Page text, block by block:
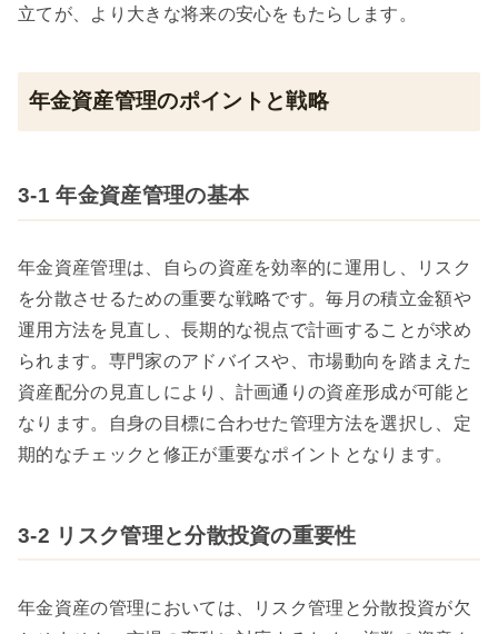
立てが、より大きな将来の安心をもたらします。
年金資産管理のポイントと戦略
3-1 年金資産管理の基本
年金資産管理は、自らの資産を効率的に運用し、リスク
を分散させるための重要な戦略です。毎月の積立金額や
運用方法を見直し、長期的な視点で計画することが求め
られます。専門家のアドバイスや、市場動向を踏まえた
資産配分の見直しにより、計画通りの資産形成が可能と
なります。自身の目標に合わせた管理方法を選択し、定
期的なチェックと修正が重要なポイントとなります。
3-2 リスク管理と分散投資の重要性
年金資産の管理においては、リスク管理と分散投資が欠